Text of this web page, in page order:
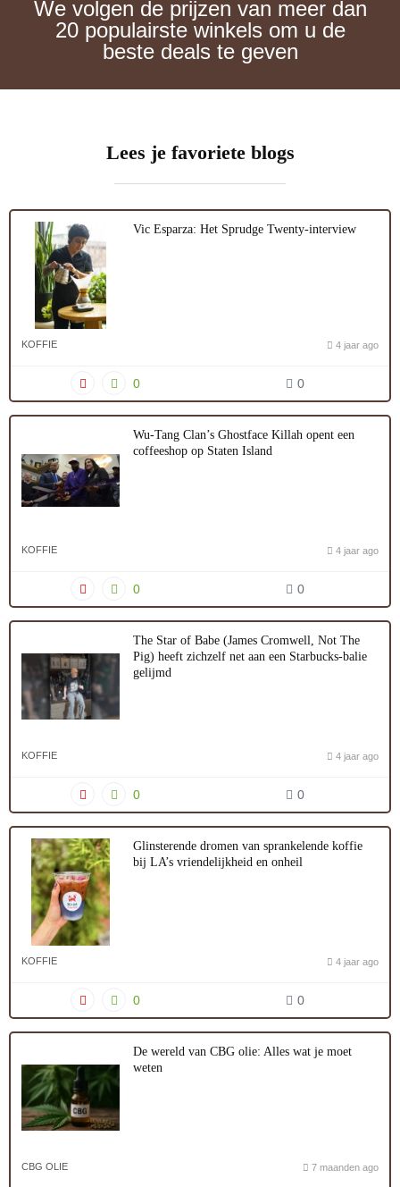
We volgen de prijzen van meer dan
20 populairste winkels om u de
beste deals te geven
Lees je favoriete blogs
Vic Esparza: Het Sprudge Twenty-interview
KOFFIE 4 jaar ago
0 0
Wu-Tang Clan’s Ghostface Killah opent een
coffeeshop op Staten Island
KOFFIE 4 jaar ago
0 0
The Star of Babe (James Cromwell, Not The
Pig) heeft zichzelf net aan een Starbucks-balie
gelijmd
KOFFIE 4 jaar ago
0 0
Glinsterende dromen van sprankelende koffie
bij LA’s vriendelijkheid en onheil
KOFFIE 4 jaar ago
0 0
De wereld van CBG olie: Alles wat je moet
weten
CBG OLIE 7 maanden ago